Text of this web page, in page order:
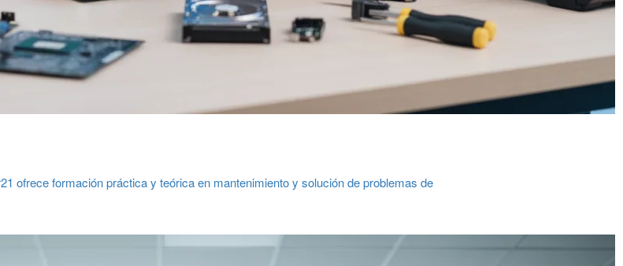
ofrece formación práctica y teórica en mantenimiento y solución de problemas de